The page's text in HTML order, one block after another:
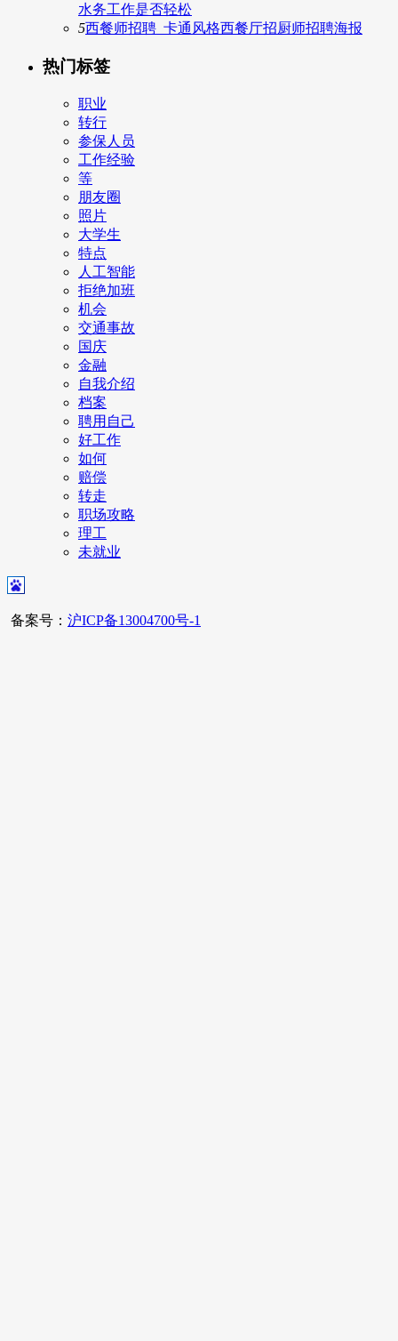
水务工作是否轻松
5西餐师招聘_卡通风格西餐厅招厨师招聘海报
热门标签
职业
转行
参保人员
工作经验
等
朋友圈
照片
大学生
特点
人工智能
拒绝加班
机会
交通事故
国庆
金融
自我介绍
档案
聘用自己
好工作
如何
赔偿
转走
职场攻略
理工
未就业
备案号： 沪ICP备13004700号-1